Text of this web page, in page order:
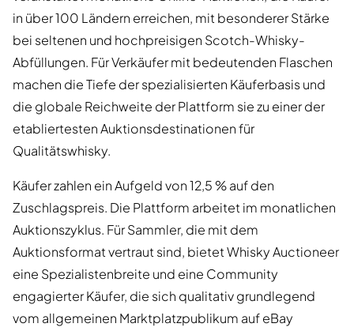
in über 100 Ländern erreichen, mit besonderer Stärke
bei seltenen und hochpreisigen Scotch-Whisky-
Abfüllungen. Für Verkäufer mit bedeutenden Flaschen
machen die Tiefe der spezialisierten Käuferbasis und
die globale Reichweite der Plattform sie zu einer der
etabliertesten Auktionsdestinationen für
Qualitätswhisky.
Käufer zahlen ein Aufgeld von 12,5 % auf den
Zuschlagspreis. Die Plattform arbeitet im monatlichen
Auktionszyklus. Für Sammler, die mit dem
Auktionsformat vertraut sind, bietet Whisky Auctioneer
eine Spezialistenbreite und eine Community
engagierter Käufer, die sich qualitativ grundlegend
vom allgemeinen Marktplatzpublikum auf eBay